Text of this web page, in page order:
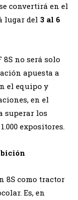
convertirá en el
lugar del 3 al 6
8S no será solo
apuesta a
el equipo y
en el
superar los
expositores.
8S como tractor
Es, en